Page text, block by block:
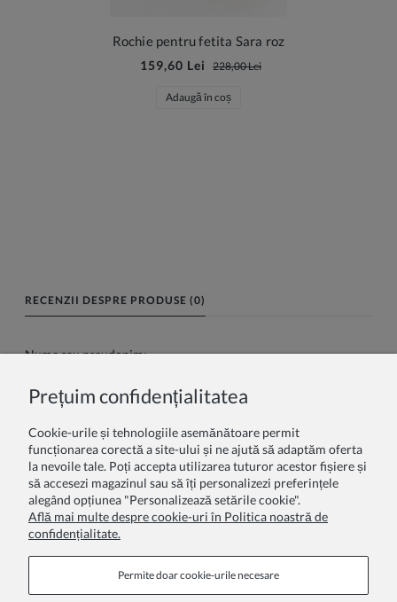
Rochie pentru fetita Sara roz
159,60 Lei 228,00 Lei
Adaugă în coș
RECENZII DESPRE PRODUSE (0)
Nume sau pseudonim:
Prețuim confidențialitatea
Cookie-urile și tehnologiile asemănătoare permit
funcționarea corectă a site-ului și ne ajută să adaptăm oferta
la nevoile tale. Poți accepta utilizarea tuturor acestor fișiere și
să accesezi magazinul sau să îți personalizezi preferințele
alegând opțiunea "Personalizează setările cookie".
Află mai multe despre cookie-uri în Politica noastră de
confidențialitate.
Permite doar cookie‑urile necesare